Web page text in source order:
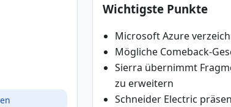
Wichtigste Punkte
Microsoft Azure
Mögliche Comeback-
Sierra übernimmt
zu erweitern
Schneider Electric